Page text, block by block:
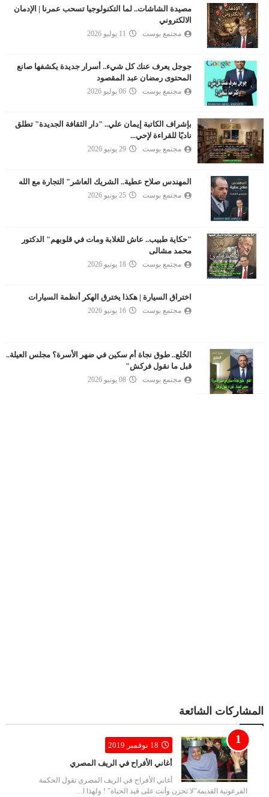
مصيدة الشاشات.. لما التكنولوجيا تسحب عمرنا | الإدمان
الالكتروني
مجتمع بوست 11 يوليو 2026
جوجل يعرف عنك كل شيء.. أسرار جديدة يكشفها صانع
المحتوى رمضان عبد المقصود
مجتمع بوست 06 يوليو 2026
بإشراف الكاتبة إيمان علي.. "دار الثقافة الجديدة" تطلق
ناديًا للقراءة لإحي...
مجتمع بوست 29 يونيو 2026
المهندس صلاح عطية.. الشريك العاشر" التجارة مع الله
مجتمع بوست 25 يونيو 2026
"حكاية طبيب.. عاش للغلابة ومات في قلوبهم" الدكتور
محمد مشالى
مجتمع بوست 18 يونيو 2026
اختراق السيارة | هكذا يخترق الهكر أنظمة السيارات
مجتمع بوست 16 يونيو 2026
الخُلع.. طوق نجاة أم سكين في ضهر الأسرة؟ مجلس العيلة..
قبل ما نقول فركش"
مجتمع بوست 08 يونيو 2026
المشاركات الشائعة
18 نوفمبر 2019
أغاني الأفراح في الريف المصري
أغاني الأفراح في الريف المصري تقول الحكمة
الفرعونية القديمة"لا تحزن وأنت على قيد الحياة" ! ولهذا ا…